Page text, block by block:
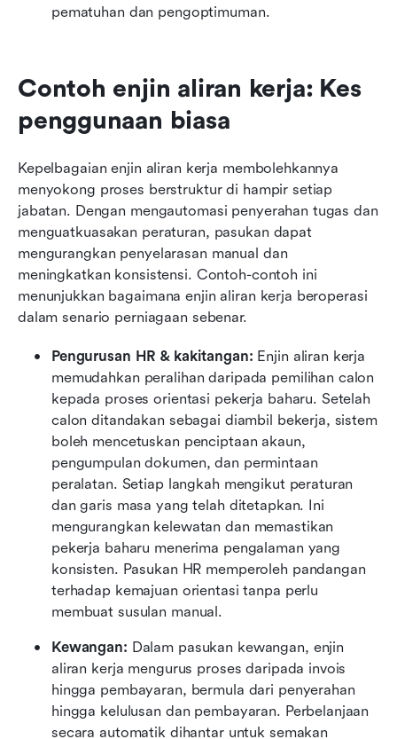
pematuhan dan pengoptimuman.
Contoh enjin aliran kerja: Kes
penggunaan biasa
Kepelbagaian enjin aliran kerja membolehkannya
menyokong proses berstruktur di hampir setiap
jabatan. Dengan mengautomasi penyerahan tugas dan
menguatkuasakan peraturan, pasukan dapat
mengurangkan penyelarasan manual dan
meningkatkan konsistensi. Contoh-contoh ini
menunjukkan bagaimana enjin aliran kerja beroperasi
dalam senario perniagaan sebenar.
Pengurusan HR & kakitangan: Enjin aliran kerja
memudahkan peralihan daripada pemilihan calon
kepada proses orientasi pekerja baharu. Setelah
calon ditandakan sebagai diambil bekerja, sistem
boleh mencetuskan penciptaan akaun,
pengumpulan dokumen, dan permintaan
peralatan. Setiap langkah mengikut peraturan
dan garis masa yang telah ditetapkan. Ini
mengurangkan kelewatan dan memastikan
pekerja baharu menerima pengalaman yang
konsisten. Pasukan HR memperoleh pandangan
terhadap kemajuan orientasi tanpa perlu
membuat susulan manual.
Kewangan: Dalam pasukan kewangan, enjin
aliran kerja mengurus proses daripada invois
hingga pembayaran, bermula dari penyerahan
hingga kelulusan dan pembayaran. Perbelanjaan
secara automatik dihantar untuk semakan